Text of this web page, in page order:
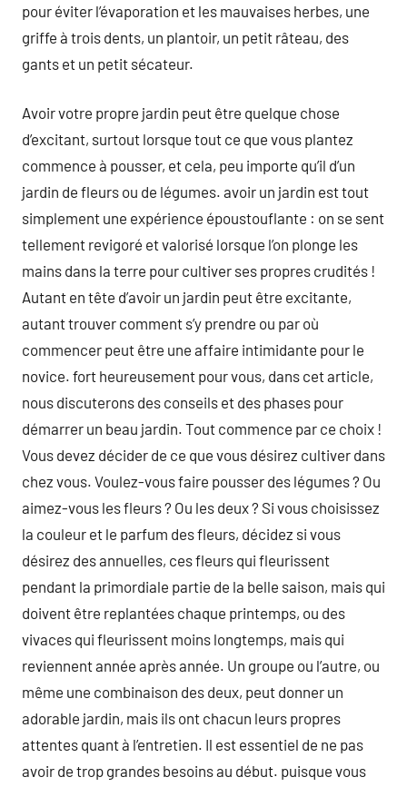
pour éviter l’évaporation et les mauvaises herbes, une
griffe à trois dents, un plantoir, un petit râteau, des
gants et un petit sécateur.
Avoir votre propre jardin peut être quelque chose
d’excitant, surtout lorsque tout ce que vous plantez
commence à pousser, et cela, peu importe qu’il d’un
jardin de fleurs ou de légumes. avoir un jardin est tout
simplement une expérience époustouflante : on se sent
tellement revigoré et valorisé lorsque l’on plonge les
mains dans la terre pour cultiver ses propres crudités !
Autant en tête d’avoir un jardin peut être excitante,
autant trouver comment s’y prendre ou par où
commencer peut être une affaire intimidante pour le
novice. fort heureusement pour vous, dans cet article,
nous discuterons des conseils et des phases pour
démarrer un beau jardin. Tout commence par ce choix !
Vous devez décider de ce que vous désirez cultiver dans
chez vous. Voulez-vous faire pousser des légumes ? Ou
aimez-vous les fleurs ? Ou les deux ? Si vous choisissez
la couleur et le parfum des fleurs, décidez si vous
désirez des annuelles, ces fleurs qui fleurissent
pendant la primordiale partie de la belle saison, mais qui
doivent être replantées chaque printemps, ou des
vivaces qui fleurissent moins longtemps, mais qui
reviennent année après année. Un groupe ou l’autre, ou
même une combinaison des deux, peut donner un
adorable jardin, mais ils ont chacun leurs propres
attentes quant à l’entretien. Il est essentiel de ne pas
avoir de trop grandes besoins au début. puisque vous